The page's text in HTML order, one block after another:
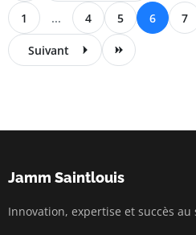
1 ... 4 5 6 7
Suivant
Jamm Saintlouis
Innovation, expertise et succès